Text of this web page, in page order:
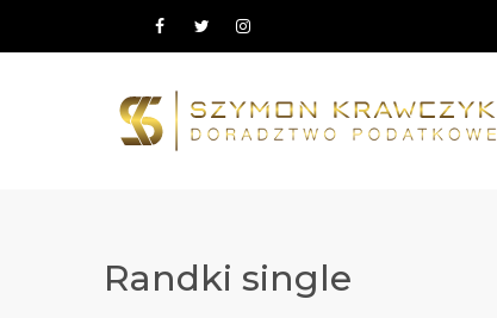
Randki single